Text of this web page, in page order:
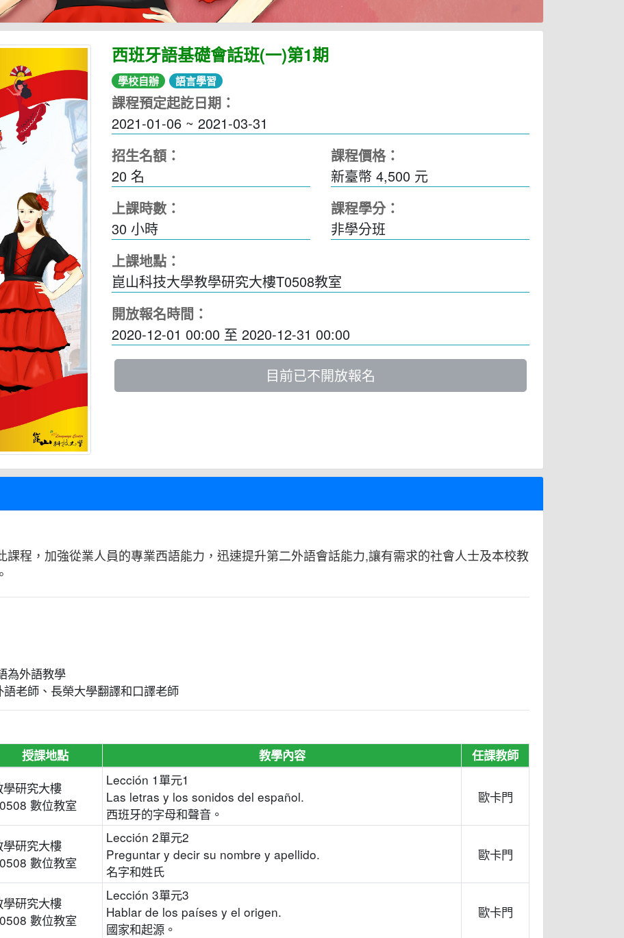
西班牙語基礎會話班(一)第1期
學校自辦 語言學習
課程預定起訖日期：
2021-01-06 ~ 2021-03-31
招生名額：
20 名
課程價格：
新臺幣 4,500 元
上課時數：
30 小時
課程學分：
非學分班
上課地點：
崑山科技大學教學研究大樓T0508教室
開放報名時間：
2020-12-01 00:00 至 2020-12-31 00:00
目前已不開放報名
程，加強從業人員的專業西語能力，迅速提升第二外語會話能力,讓有需求的社會人士及本校教
為外語教學
老師、長榮大學翻譯和口譯老師
授課地點 教學內容 任課教師
學研究大樓
數位教室
Lección 1單元1
Las letras y los sonidos del español.
西班牙的字母和聲音。
歐卡門
學研究大樓
數位教室
Lección 2單元2
Preguntar y decir su nombre y apellido.
名字和姓氏
歐卡門
學研究大樓
數位教室
Lección 3單元3
Hablar de los países y el origen.
國家和起源。
歐卡門